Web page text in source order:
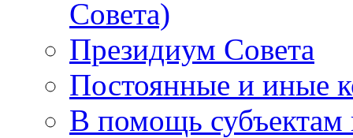
Совета)
Президиум Совета
Постоянные и иные
В помощь субъектам